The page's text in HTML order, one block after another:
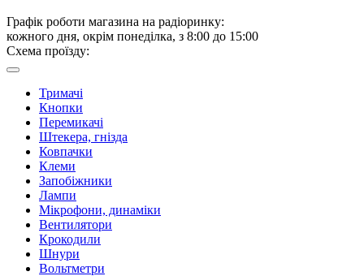
Графік роботи магазина на радіоринку:
кожного дня, окрім понеділка, з 8:00 до 15:00
Схема проїзду:
Тримачі
Кнопки
Перемикачі
Штекера, гнізда
Ковпачки
Клеми
Запобіжники
Лампи
Мікрофони, динаміки
Вентилятори
Крокодили
Шнури
Вольтметри